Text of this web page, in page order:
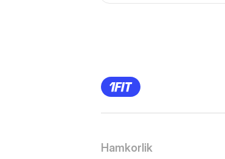
Page
4 Page
8Page
Hamkorlik